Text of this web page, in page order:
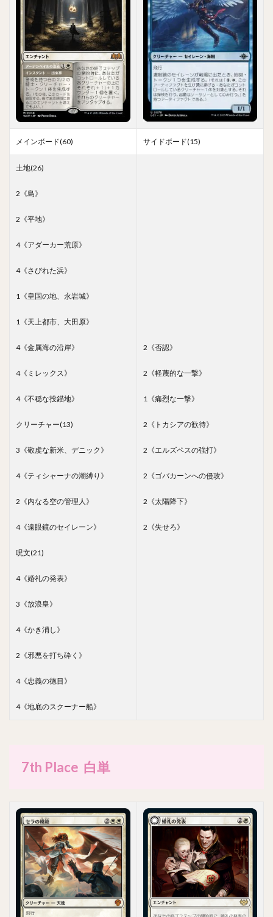
メインボード(60) サイドボード(15)
土地(26)
2《島》
2《平地》
4《アダーカー荒原》
4《さびれた浜》
1《皇国の地、永岩城》
1《天上都市、大田原》
4《金属海の沿岸》
4《ミレックス》
4《不穏な投錨地》
クリーチャー(13)
3《敬虔な新米、デニック》
4《ティシャーナの潮縛り》
2《内なる空の管理人》
4《遠眼鏡のセイレーン》
呪文(21)
4《婚礼の発表》
3《放浪皇》
4《かき消し》
2《邪悪を打ち砕く》
4《忠義の徳目》
4《地底のスクーナー船》
2《否認》
2《軽蔑的な一撃》
1《痛烈な一撃》
2《トカシアの歓待》
2《エルズペスの強打》
2《ゴバカーンへの侵攻》
2《太陽降下》
2《失せろ》
7th Place 白単